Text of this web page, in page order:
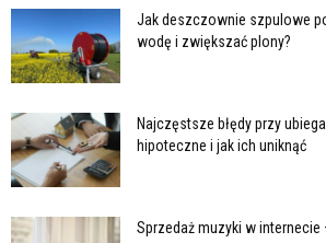
Jak deszczownie szpulowe
wodę i zwiększać plony?
Najczęstsze błędy przy
hipoteczne i jak ich uniknąć
Sprzedaż muzyki w internecie